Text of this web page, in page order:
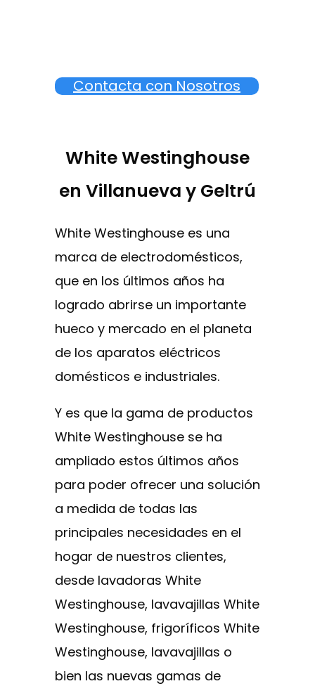
Contacta con Nosotros
White Westinghouse
en Villanueva y Geltrú
White Westinghouse es una
marca de electrodomésticos,
que en los últimos años ha
logrado abrirse un importante
hueco y mercado en el planeta
de los aparatos eléctricos
domésticos e industriales.
Y es que la gama de productos
White Westinghouse se ha
ampliado estos últimos años
para poder ofrecer una solución
a medida de todas las
principales necesidades en el
hogar de nuestros clientes,
desde lavadoras White
Westinghouse, lavavajillas White
Westinghouse, frigoríficos White
Westinghouse, lavavajillas o
bien las nuevas gamas de